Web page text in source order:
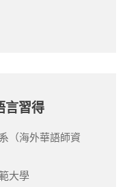
言習得
（海外華語師資
大學